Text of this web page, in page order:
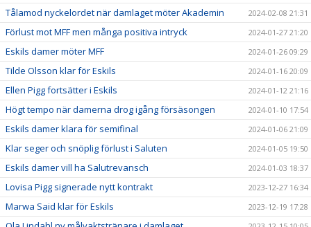
Tålamod nyckelordet när damlaget möter Akademin 2024-02-08 21:31
Förlust mot MFF men många positiva intryck 2024-01-27 21:20
Eskils damer möter MFF 2024-01-26 09:29
Tilde Olsson klar för Eskils 2024-01-16 20:09
Ellen Pigg fortsätter i Eskils 2024-01-12 21:16
Högt tempo när damerna drog igång försäsongen 2024-01-10 17:54
Eskils damer klara för semifinal 2024-01-06 21:09
Klar seger och snöplig förlust i Saluten 2024-01-05 19:50
Eskils damer vill ha Salutrevansch 2024-01-03 18:37
Lovisa Pigg signerade nytt kontrakt 2023-12-27 16:34
Marwa Said klar för Eskils 2023-12-19 17:28